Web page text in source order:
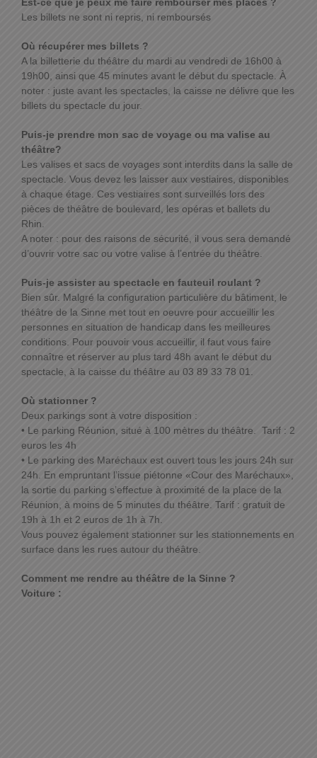
Les billets ne sont ni repris, ni remboursés
Où récupérer mes billets ?
A la billetterie du théâtre du mardi au vendredi de 16h00 à
19h00, ainsi que 45 minutes avant le début du spectacle. À
noter : juste avant les spectacles, la caisse ne délivre que les
billets du spectacle du jour.
Puis-je prendre mon sac de voyage ou ma valise au
théâtre?
Les valises et sacs de voyages sont interdits dans la salle de
spectacle. Vous devez les laisser aux vestiaires, disponibles
à chaque étage. Ces vestiaires sont surveillés lors des
pièces de théâtre de boulevard, les opéras et ballets du
Rhin.
A noter : pour des raisons de sécurité, il vous sera demandé
d’ouvrir votre sac ou votre valise à l’entrée du théâtre.
Puis-je assister au spectacle en fauteuil roulant ?
Bien sûr. Malgré la configuration particulière du bâtiment, le
théâtre de la Sinne met tout en oeuvre pour accueillir les
personnes en situation de handicap dans les meilleures
conditions. Pour pouvoir vous accueillir, il faut vous faire
connaître et réserver au plus tard 48h avant le début du
spectacle, à la caisse du théâtre au 03 89 33 78 01.
Où stationner ?
Deux parkings sont à votre disposition :
• Le parking Réunion, situé à 100 mètres du théâtre. Tarif : 2
euros les 4h
• Le parking des Maréchaux est ouvert tous les jours 24h sur
24h. En empruntant l’issue piétonne «Cour des Maréchaux»,
la sortie du parking s’effectue à proximité de la place de la
Réunion, à moins de 5 minutes du théâtre. Tarif : gratuit de
19h à 1h et 2 euros de 1h à 7h.
Vous pouvez également stationner sur les stationnements en
surface dans les rues autour du théâtre.
Comment me rendre au théâtre de la Sinne ?
Voiture :